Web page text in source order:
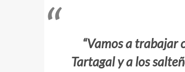
“Vamos a trabajar
Tartagal y a los